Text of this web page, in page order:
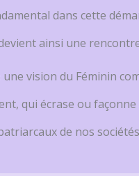
dans cette
ainsi une
vision du Féminin
qui écrase ou
de nos